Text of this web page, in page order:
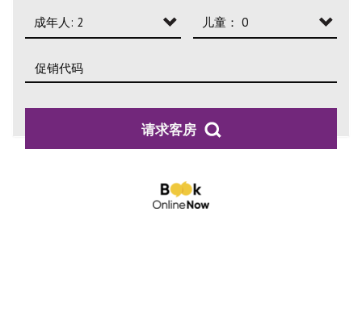
3
成年人: 2
成年人: 2
儿童： 0
儿童： 1
请求客房